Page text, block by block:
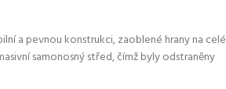
a pevnou konstrukci, zaoblené hrany na celé
samonosný střed, čímž byly odstraněny